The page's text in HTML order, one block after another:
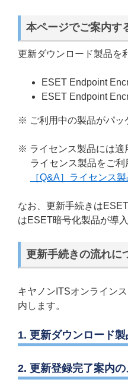
本ページでご案内す
更新ダウンロード製品を
ESET Endpoint
ESET Endpoint
※ ご利用中の製品がパッ
※ ライセンス製品には適
ライセンス製品をご
［Q&A］ライセンス
なお、更新手続きは
はESET暗号化製品が導
更新手続きの流れに
キヤノンITSオンライン
内します。
1. 更新ダウンロード製
2. 更新登録完了案内の